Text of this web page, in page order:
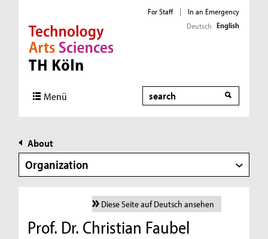
Direkt zur Hauptnavigation
Direkt zur Subnavigation
Direkt zum Inhalt
Direkt zum Fußbereich
For Staff |
In an Emergency
Deutsch English
Menü Search
About
Organization
Diese Seite auf Deutsch ansehen
Prof. Dr. Christian Faubel